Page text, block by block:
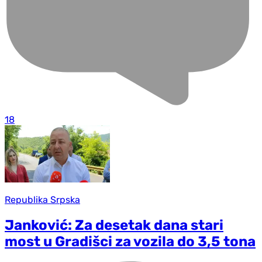
18
Republika Srpska
Janković: Za desetak dana stari
most u Gradišci za vozila do 3,5 tona